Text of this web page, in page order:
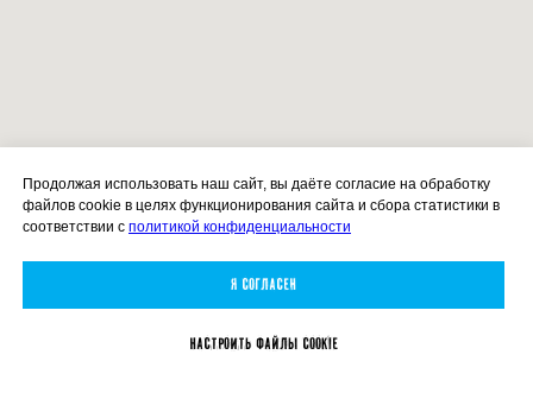
Продолжая использовать наш сайт, вы даёте согласие на обработку
файлов cookie в целях функционирования сайта и сбора статистики в
соответствии с политикой конфиденциальности
Я согласен
Настроить файлы Cookie